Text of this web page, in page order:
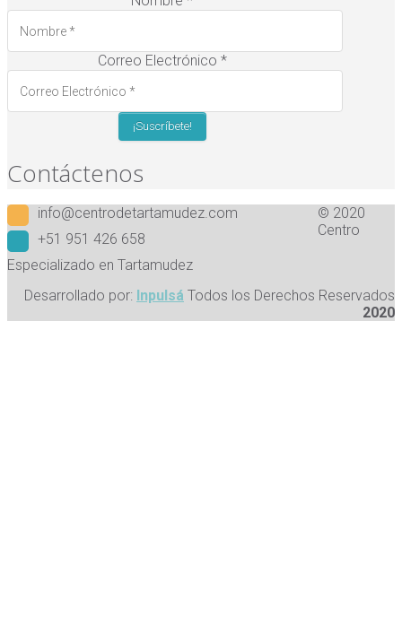
Correo Electrónico *
Contáctenos
info@centrodetartamudez.com
+51 951 426 658
© 2020
Centro
Especializado en Tartamudez
Desarrollado por: Inpulsá Todos los Derechos Reservados
2020